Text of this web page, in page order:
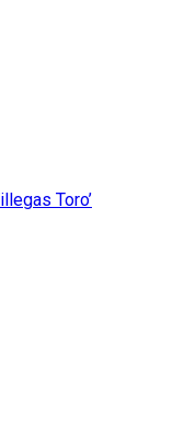
Toro’